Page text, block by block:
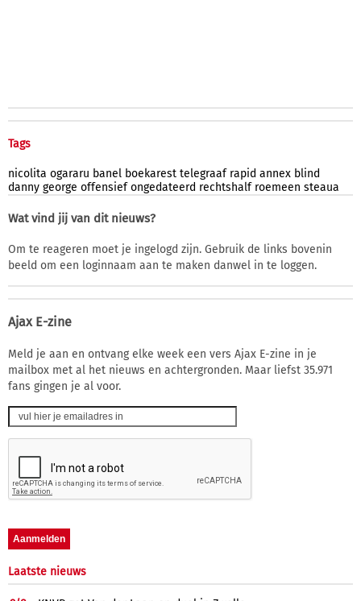
Tags
nicolita ogararu banel boekarest telegraaf rapid annex blind
danny george offensief ongedateerd rechtshalf roemeen steaua
Wat vind jij van dit nieuws?
Om te reageren moet je ingelogd zijn. Gebruik de links bovenin
beeld om een loginnaam aan te maken danwel in te loggen.
Ajax E-zine
Meld je aan en ontvang elke week een vers Ajax E-zine in je
mailbox met al het nieuws en achtergronden. Maar liefst 35.971
fans gingen je al voor.
Laatste nieuws